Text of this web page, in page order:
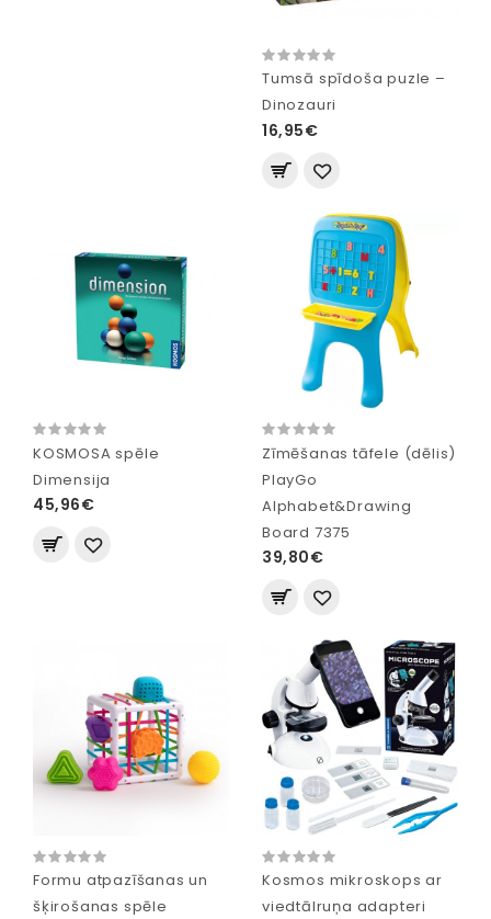
Tumsā spīdoša puzle –
Dinozauri
16,95€
KOSMOSA spēle
Dimensija
45,96€
Zīmēšanas tāfele (dēlis)
PlayGo
Alphabet&Drawing
Board 7375
39,80€
Formu atpazīšanas un
šķirošanas spēle
Kosmos mikroskops ar
viedtālruņa adapteri